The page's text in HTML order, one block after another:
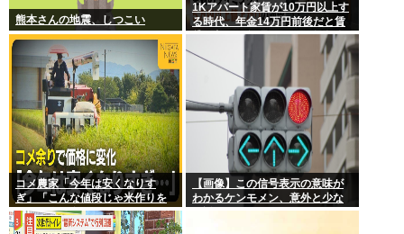
熊本さんの地震、しつこい
1Kアパート家賃が10万円以上す
る時代、年金14万円前後だと賃
貸の都民は無理じゃね？ 運転免
許もなく移住も無理じゃね？
コメ農家「今年は安くなりす
ぎ」「こんな値段じゃ米作りを
やめる人も多くなるんじゃない
かな?」
【画像】この信号表示の意味が
わかるケンモメン、意外と少な